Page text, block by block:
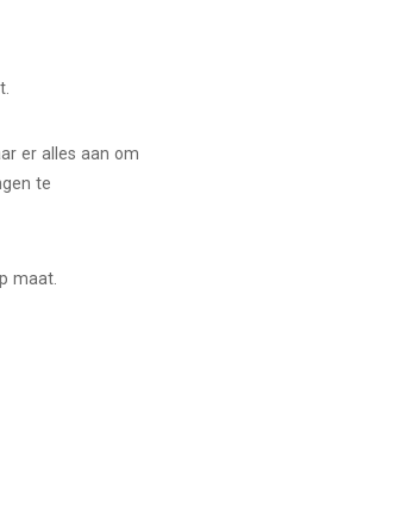
er alles aan om
te
maat.